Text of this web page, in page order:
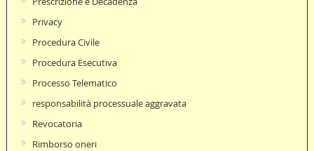
Privacy
Procedura Civile
Procedura Esecutiva
Processo Telematico
responsabilità processuale aggravata
Revocatoria
Rimborso oneri